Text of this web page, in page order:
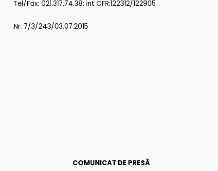
Tel/Fax: 021.317.74.38; int CFR:122312/122905
Nr: 7/3/243/03.07.2015
COMUNICAT DE PRESĂ